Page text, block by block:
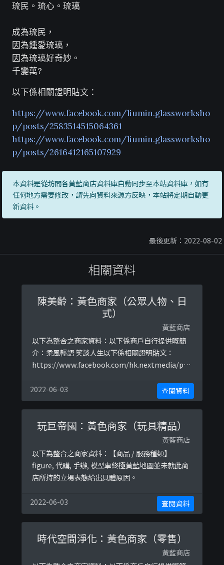
琉民。琉心。琉璃
成為琉民，
因為鍾愛琉璃，
因為琉璃好奇妙。
千變萬?
以下係相關證明貼文：
https://www.facebook.com/liumin.glassworksho
p/posts/2583514515064361
https://www.facebook.com/liumin.glassworksho
p/posts/2616412165107929
本資料是從坊間各黃藍商店資料庫自動同步至本站資料庫，如有
任何地方需要修改，請先向資料來源方反映，本站將定期自動更
新資料。
最後更新：2022-08-02
相關資料
陳美齡：黃色商家（公眾人物、日
式）
黃藍商店
以下為整合之商家資料：以下係商戶自行提供嘅簡
介：柔風輕語 笑談人生以下係相關證明貼文：
https://www.facebook.com/hk.nextmedia/pos
com/AgnesChan.Life/posts/1194683237381751
https://www.facebook.com/AgnesChan ...
2022-06-03 查閱資料
玩巨帝國：黃色商家（玩具精品）
黃藍商店
以下為整合之商家資料：【商品 / 服務種類】
figure, 代購, 手辦, 模型車終極黃藍地圖並未就此商
店所持的立場表態給出具體原因。
2022-06-03 查閱資料
時代空間淨化：黃色商家（零售）
黃藍商店